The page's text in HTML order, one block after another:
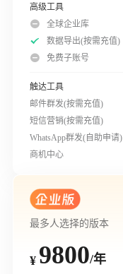
高级工具
全球企业库
数据导出(按需充值)
免费子账号
触达工具
邮件群发(按需充值)
短信营销(按需充值)
WhatsApp群发(自助申请)
商机中心
最多人选择的版本
¥ 9800/年